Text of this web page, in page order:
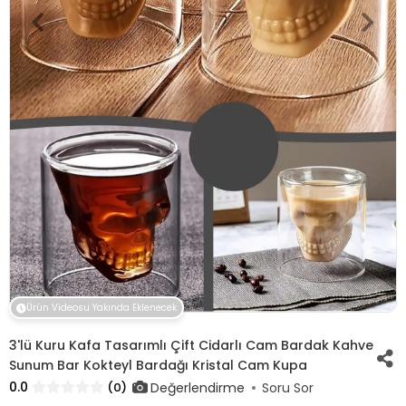
Ürün Videosu Yakında Eklenecek
3'lü Kuru Kafa Tasarımlı Çift Cidarlı Cam Bardak Kahve
Sunum Bar Kokteyl Bardağı Kristal Cam Kupa
0.0
(0) Değerlendirme Soru Sor